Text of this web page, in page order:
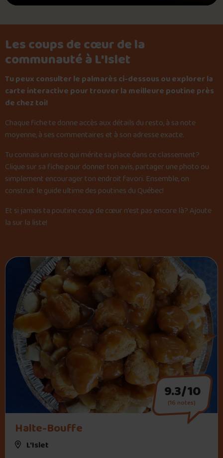
Les coups de cœur de la
communauté à L'Islet
Tu peux consulter le palmarès ci-dessous ou explorer la
carte interactive pour trouver la meilleure poutine près
de chez toi!
Chaque fiche te donne accès aux détails du resto, à sa note
moyenne, à ses commentaires et à son adresse exacte.
Tu connais un resto qui mérite sa place dans ce classement?
Clique sur sa fiche pour donner ton avis, partager une photo ou
simplement encourager ton endroit favori. Ensemble, on
construit le guide ultime des poutines du Québec!
Et si jamais ta poutine coup de cœur n’est pas encore là? Ajoute
la sur la liste!
Halte-Bouffe
L'Islet
9.3/10
(16 notes)